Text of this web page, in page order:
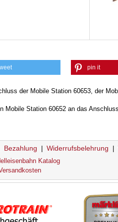
pin it
der Mobile Station 60653, der
Mobile Station 60652 an das
Bezahlung Widerrufsbelehrung
Katalog